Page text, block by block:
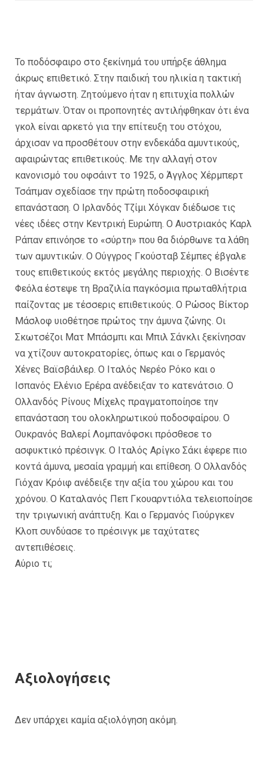
Το ποδόσφαιρο στο ξεκίνημά του υπήρξε άθλημα
άκρως επιθετικό. Στην παιδική του ηλικία η τακτική
ήταν άγνωστη. Ζητούμενο ήταν η επιτυχία πολλών
τερμάτων. Όταν οι προπονητές αντιλήφθηκαν ότι ένα
γκολ είναι αρκετό για την επίτευξη του στόχου,
άρχισαν να προσθέτουν στην ενδεκάδα αμυντικούς,
αφαιρώντας επιθετικούς. Με την αλλαγή στον
κανονισμό του οφσάιντ το 1925, ο Άγγλος Χέρμπερτ
Τσάπμαν σχεδίασε την πρώτη ποδοσφαιρική
επανάσταση. Ο Ιρλανδός Τζίμι Χόγκαν διέδωσε τις
νέες ιδέες στην Κεντρική Ευρώπη. Ο Αυστριακός Καρλ
Ράπαν επινόησε το «σύρτη» που θα διόρθωνε τα λάθη
των αμυντικών. Ο Ούγγρος Γκούσταβ Σέμπες έβγαλε
τους επιθετικούς εκτός μεγάλης περιοχής. Ο Βισέντε
Φεόλα έστεψε τη Βραζιλία παγκόσμια πρωταθλήτρια
παίζοντας με τέσσερις επιθετικούς. Ο Ρώσος Βίκτορ
Μάσλοφ υιοθέτησε πρώτος την άμυνα ζώνης. Οι
Σκωτσέζοι Ματ Μπάσμπι και Μπιλ Σάνκλι ξεκίνησαν
να χτίζουν αυτοκρατορίες, όπως και ο Γερμανός
Χένες Βαϊσβάιλερ. Ο Ιταλός Νερέο Ρόκο και ο
Ισπανός Ελένιο Ερέρα ανέδειξαν το κατενάτσιο. Ο
Ολλανδός Ρίνους Μίχελς πραγματοποίησε την
επανάσταση του ολοκληρωτικού ποδοσφαίρου. Ο
Ουκρανός Βαλερί Λομπανόφσκι πρόσθεσε το
ασφυκτικό πρέσινγκ. Ο Ιταλός Αρίγκο Σάκι έφερε πιο
κοντά άμυνα, μεσαία γραμμή και επίθεση. Ο Ολλανδός
Γιόχαν Κρόιφ ανέδειξε την αξία του χώρου και του
χρόνου. Ο Καταλανός Πεπ Γκουαρντιόλα τελειοποίησε
την τριγωνική ανάπτυξη. Και ο Γερμανός Γιούργκεν
Κλοπ συνδύασε το πρέσινγκ με ταχύτατες
αντεπιθέσεις.
Αύριο τι;
Αξιολογήσεις
Δεν υπάρχει καμία αξιολόγηση ακόμη.